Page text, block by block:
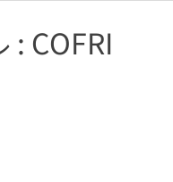
: COFRI